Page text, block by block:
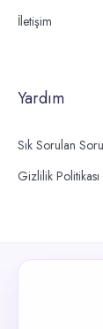
İletişim
Yardım
Sık Sorulan
Gizlilik